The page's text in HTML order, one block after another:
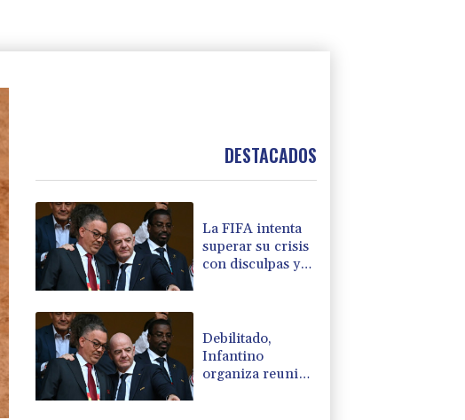
DESTACADOS
La FIFA intenta
superar su crisis
con disculpas y
Debilitado,
Infantino
organiza reunión